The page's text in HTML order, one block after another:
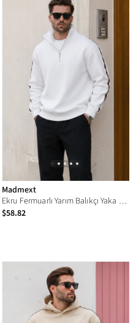
Madmext
Ekru Fermuarlı Yarım Balıkçı Yaka Erkek Sweatshirt E7164
$58.82